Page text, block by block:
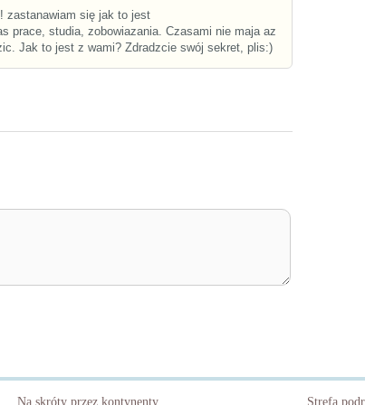
zastanawiam się jak to jest
prace, studia, zobowiazania. Czasami nie maja az
Jak to jest z wami? Zdradzcie swój sekret, plis:)
Na skróty przez kontynenty Strefa